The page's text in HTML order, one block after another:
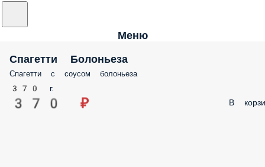
Меню
Спагетти Болоньеза
Спагетти с соусом болоньеза
370 г.
370 ₽ В